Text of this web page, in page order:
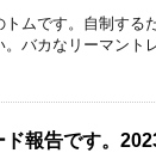
ムです。自制する
バカなリーマント
ド報告です。